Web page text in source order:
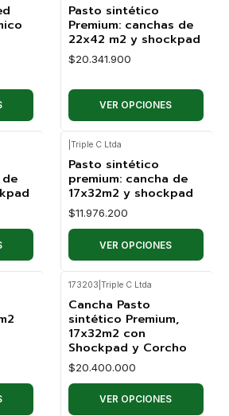
Pasto sintético
Premium: canchas de
22x42 m2 y shockpad
$20.341.900
VER OPCIONES
Triple C Ltda
Pasto sintético
premium: cancha de
17x32m2 y shockpad
$11.976.200
VER OPCIONES
173203 Triple C Ltda
Cancha Pasto
sintético Premium,
17x32m2 con
Shockpad y Corcho
$20.400.000
VER OPCIONES